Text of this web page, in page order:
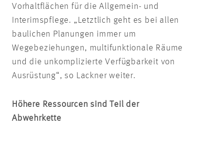
Vorhaltflächen für die Allgemein- und
Interimspflege. „Letztlich geht es bei allen
baulichen Planungen immer um
Wegebeziehungen, multifunktionale Räume
und die unkomplizierte Verfügbarkeit von
Ausrüstung“, so Lackner weiter.
Höhere Ressourcen sind Teil der
Abwehrkette